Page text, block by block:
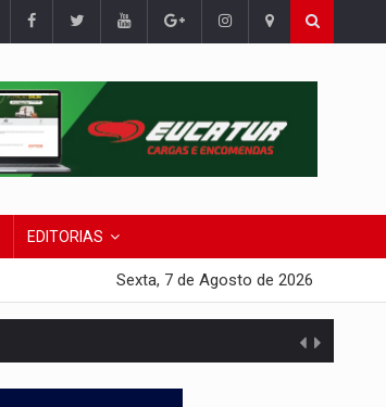
EDITORIAS
Sexta, 7 de Agosto de 2026